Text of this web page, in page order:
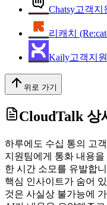
Chatsy고객지
리캐치
Kaily고객지
위로 가기
CloudTalk 상
하루에도 수십 통의 고
지원팀에게 통화 내용
한 시간 소모를 유발합
핵심 인사이트가 숨어
것은 사실상 불가능에